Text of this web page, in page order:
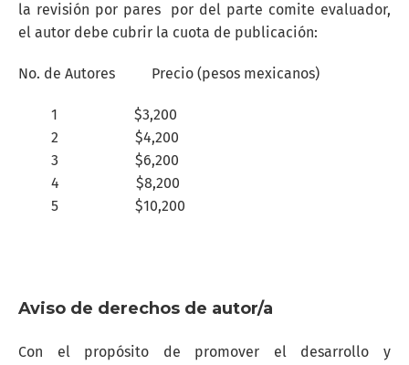
la revisión por pares por del parte comite evaluador,
el autor debe cubrir la cuota de publicación:
No. de Autores Precio (pesos mexicanos)
1 $3,200
2 $4,200
3 $6,200
4 $8,200
5 $10,200
Aviso de derechos de autor/a
Con el propósito de promover el desarrollo y